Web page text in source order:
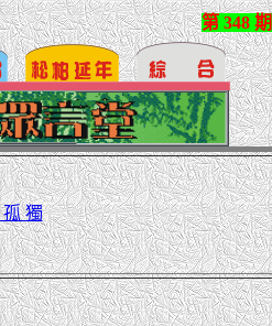
第 348 期
獨